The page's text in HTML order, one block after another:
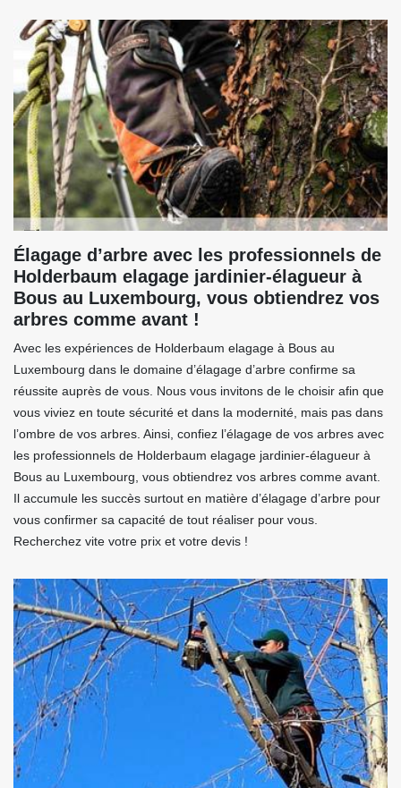
Élagage d’arbre avec les professionnels de
Holderbaum elagage jardinier-élagueur à
Bous au Luxembourg, vous obtiendrez vos
arbres comme avant !
Avec les expériences de Holderbaum elagage à Bous au
Luxembourg dans le domaine d’élagage d’arbre confirme sa
réussite auprès de vous. Nous vous invitons de le choisir afin que
vous viviez en toute sécurité et dans la modernité, mais pas dans
l’ombre de vos arbres. Ainsi, confiez l’élagage de vos arbres avec
les professionnels de Holderbaum elagage jardinier-élagueur à
Bous au Luxembourg, vous obtiendrez vos arbres comme avant.
Il accumule les succès surtout en matière d’élagage d’arbre pour
vous confirmer sa capacité de tout réaliser pour vous.
Recherchez vite votre prix et votre devis !